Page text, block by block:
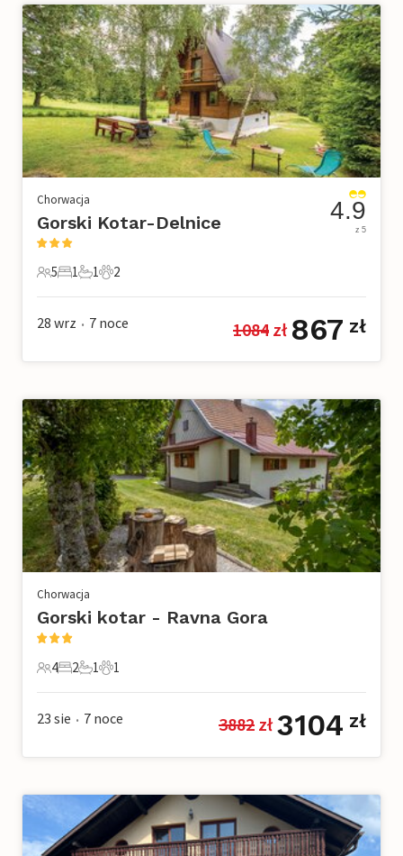
Chorwacja
Gorski Kotar-Delnice
5 Goście
5
1 Sypialnia
1
1 Łazienka
1
2 Zwierzęta domowe
2
4.9
z 5
28 wrz • 7 noce 1084 zł 867 zł
Chorwacja
Gorski kotar - Ravna Gora
4 Goście
4
2 Sypialnie
2
1 Łazienka
1
1 Zwierzę domowe
1
23 sie • 7 noce 3882 zł 3104 zł